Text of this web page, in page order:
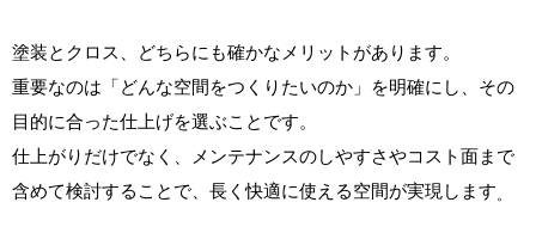
塗装とクロス、どちらにも確かなメリットがあります。
重要なのは「どんな空間をつくりたいのか」を明確にし、その
目的に合った仕上げを選ぶことです。
仕上がりだけでなく、メンテナンスのしやすさやコスト面まで
含めて検討することで、長く快適に使える空間が実現します。